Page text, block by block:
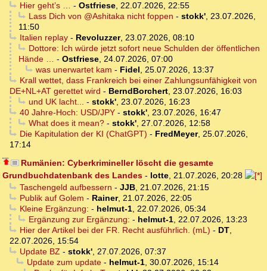
Hier geht’s … - Ostfriese, 22.07.2026, 22:55
Lass Dich von @Ashitaka nicht foppen - stokk', 23.07.2026,
11:50
Italien replay- Revoluzzer, 23.07.2026, 08:10
Dottore: Ich würde jetzt sofort neue Schulden der öffentlichen
Hände … - Ostfriese, 24.07.2026, 07:00
was unerwartet kam - Fidel, 25.07.2026, 13:37
Krall wettet, dass Frankreich bei einer Zahlungsunfähigkeit von
DE+NL+AT gerettet wird - BerndBorchert, 23.07.2026, 16:03
und UK lacht... - stokk', 23.07.2026, 16:23
40 Jahre-Hoch: USD/JPY- stokk', 23.07.2026, 16:47
What does it mean?- stokk', 27.07.2026, 12:58
Die Kapitulation der KI (ChatGPT) - FredMeyer, 25.07.2026,
17:14
Rumänien: Cyberkrimineller löscht die gesamte
Grundbuchdatenbank des Landes - lotte, 21.07.2026, 20:28
Taschengeld aufbessern - JJB, 21.07.2026, 21:15
Publik auf Golem - Rainer, 21.07.2026, 22:05
Kleine Ergänzung: - helmut-1, 22.07.2026, 05:34
Ergänzung zur Ergänzung: - helmut-1, 22.07.2026, 13:23
Hier der Artikel bei der FR. Recht ausführlich. (mL) - DT,
22.07.2026, 15:54
Update BZ- stokk', 27.07.2026, 07:37
Update zum update- helmut-1, 30.07.2026, 15:14